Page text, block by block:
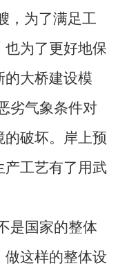
，为了满足工
也为了更好地保
的大桥建设模
劣气象条件对
的破坏。岸上预
产工艺有了用武
国家的整体
做这样的整体设